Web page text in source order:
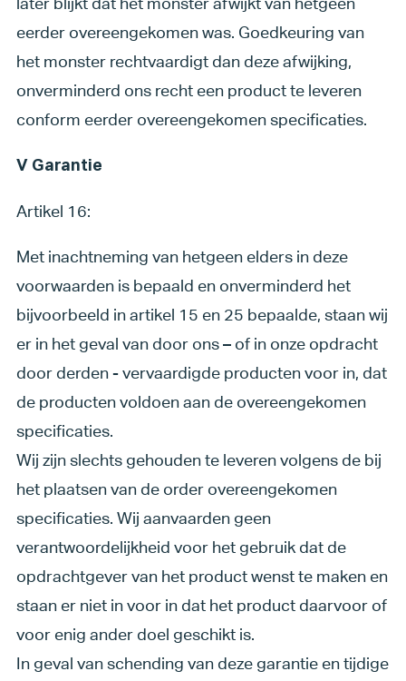
eerder overeengekomen was. Goedkeuring van
het monster rechtvaardigt dan deze afwijking,
onverminderd ons recht een product te leveren
conform eerder overeengekomen specificaties.
V Garantie
Artikel 16:
Met inachtneming van hetgeen elders in deze
voorwaarden is bepaald en onverminderd het
bijvoorbeeld in artikel 15 en 25 bepaalde, staan wij
er in het geval van door ons – of in onze opdracht
door derden - vervaardigde producten voor in, dat
de producten voldoen aan de overeengekomen
specificaties.
Wij zijn slechts gehouden te leveren volgens de bij
het plaatsen van de order overeengekomen
specificaties. Wij aanvaarden geen
verantwoordelijkheid voor het gebruik dat de
opdrachtgever van het product wenst te maken en
staan er niet in voor in dat het product daarvoor of
voor enig ander doel geschikt is.
In geval van schending van deze garantie en tijdige